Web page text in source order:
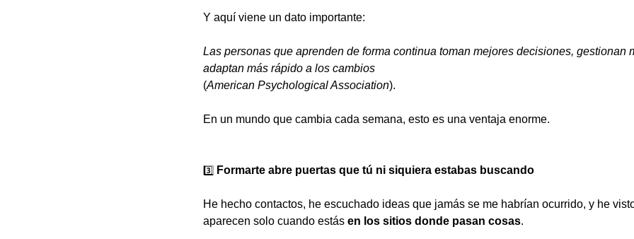
Y aquí viene un dato importante:
Las personas que aprenden de forma continua toman mejores decisiones, gestionan
adaptan más rápido a los cambios
(American Psychological Association).
En un mundo que cambia cada semana, esto es una ventaja enorme.
3️⃣ Formarte abre puertas que tú ni siquiera estabas buscando
He hecho contactos, he escuchado ideas que jamás se me habrían ocurrido, y he
aparecen solo cuando estás en los sitios donde pasan cosas.